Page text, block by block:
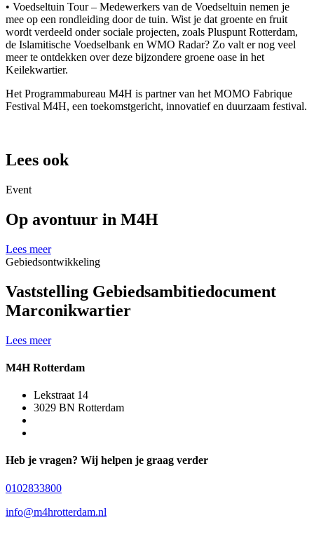
• Voedseltuin Tour – Medewerkers van de Voedseltuin nemen je
mee op een rondleiding door de tuin. Wist je dat groente en fruit
wordt verdeeld onder sociale projecten, zoals Pluspunt Rotterdam,
de Islamitische Voedselbank en WMO Radar? Zo valt er nog veel
meer te ontdekken over deze bijzondere groene oase in het
Keilekwartier.
Het Programmabureau M4H is partner van het MOMO Fabrique
Festival M4H, een toekomstgericht, innovatief en duurzaam festival.
Lees ook
Event
Op avontuur in M4H
Lees meer
Gebiedsontwikkeling
Vaststelling Gebiedsambitiedocument
Marconikwartier
Lees meer
M4H Rotterdam
Lekstraat 14
3029 BN Rotterdam
Heb je vragen? Wij helpen je graag verder
0102833800
info@m4hrotterdam.nl